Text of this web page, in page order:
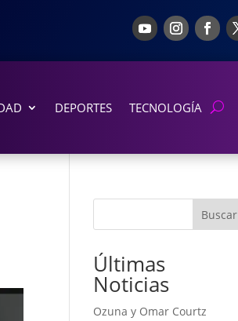
DEPORTES TECNOLOGÍA
Buscar
Últimas
Noticias
Ozuna y Omar Courtz